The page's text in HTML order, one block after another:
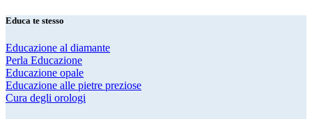
Educa te stesso
Educazione al diamante
Perla Educazione
Educazione opale
Educazione alle pietre preziose
Cura degli orologi